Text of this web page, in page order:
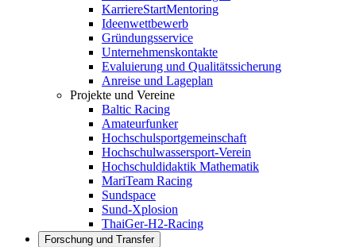
KarriereStartMentoring
Ideenwettbewerb
Gründungsservice
Unternehmenskontakte
Evaluierung und Qualitätssicherung
Anreise und Lageplan
Projekte und Vereine
Baltic Racing
Amateurfunker
Hochschulsportgemeinschaft
Hochschulwassersport-Verein
Hochschuldidaktik Mathematik
MariTeam Racing
Sundspace
Sund-Xplosion
ThaiGer-H2-Racing
Forschung und Transfer